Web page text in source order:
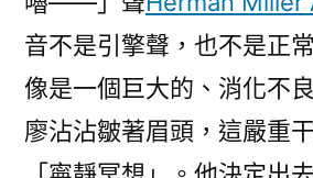
音不是引擎聲，也不是正
像是一個巨大的、消化不
廖沾沾皺著眉頭，這嚴重